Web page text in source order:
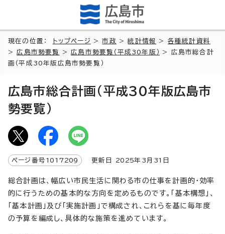
現在の位置： トップページ >市政 >統計情報 > 各種統計資料
>広島市勢要覧 >広島市勢要覧（平成30年版）
> 広島市総合計
画（平成30年版広島市勢要覧）
広島市総合計画（平成30年版広島市
勢要覧）
ページ番号 1017209 更新日 2025年3月 31 日
総合計画は、幅広い市民生活に関わる市の仕事を計画的・効率
的に行うための基本的な方向を定めるものです。「基本構想」、
「基本計画」及び「実施計画」で構成され、これらを基に毎年度
の予算を編成し、具体的な施策を進めています。